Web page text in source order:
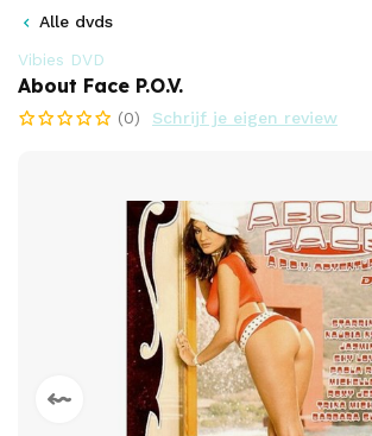
Alle dvds
Vibies DVD
About Face P.O.V.
(0) Schrijf je eigen review